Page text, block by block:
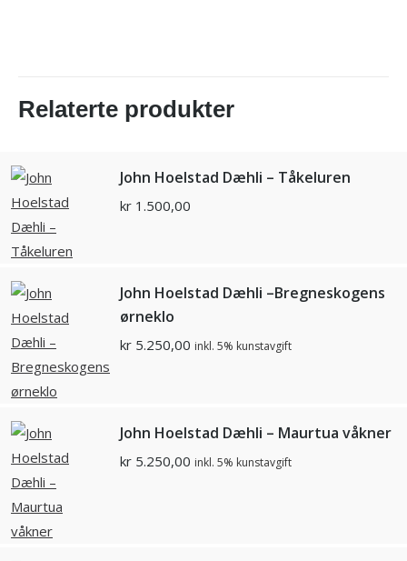
Relaterte produkter
John Hoelstad Dæhli – Tåkeluren
kr 1.500,00
John Hoelstad Dæhli –Bregneskogens
ørneklo
kr 5.250,00 inkl. 5% kunstavgift
John Hoelstad Dæhli – Maurtua våkner
kr 5.250,00 inkl. 5% kunstavgift